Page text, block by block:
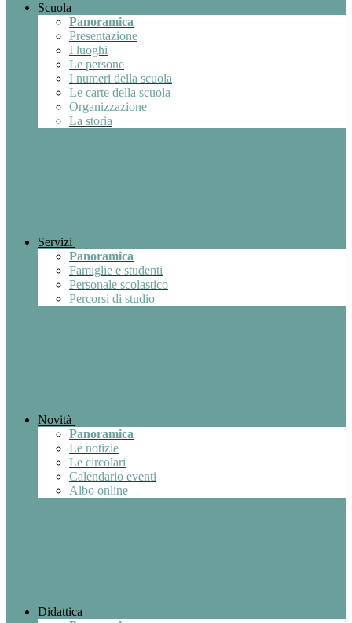
Scuola
Panoramica
Presentazione
I luoghi
Le persone
I numeri della scuola
Le carte della scuola
Organizzazione
La storia
Servizi
Panoramica
Famiglie e studenti
Personale scolastico
Percorsi di studio
Novità
Panoramica
Le notizie
Le circolari
Calendario eventi
Albo online
Didattica